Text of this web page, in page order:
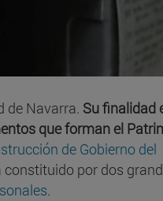
de Navarra. Su finalidad
que forman el
de Gobierno del
por dos
.